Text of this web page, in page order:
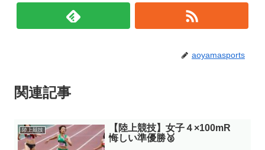
aoyamasports
関連記事
陸上競技
【陸上競技】女子４×100mR
悔しい準優勝🥈